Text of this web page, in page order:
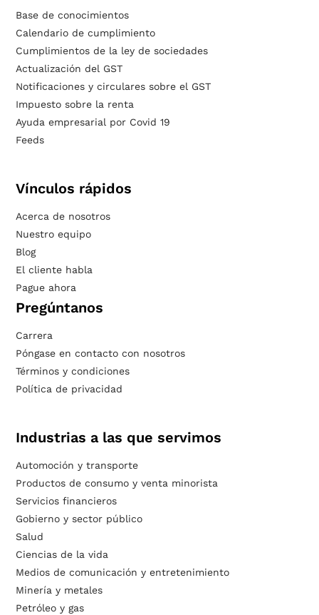
Base de conocimientos
Calendario de cumplimiento
Cumplimientos de la ley de sociedades
Actualización del GST
Notificaciones y circulares sobre el GST
Impuesto sobre la renta
Ayuda empresarial por Covid 19
Feeds
Vínculos rápidos
Acerca de nosotros
Nuestro equipo
Blog
El cliente habla
Pague ahora
Pregúntanos
Carrera
Póngase en contacto con nosotros
Términos y condiciones
Política de privacidad
Industrias a las que servimos
Automoción y transporte
Productos de consumo y venta minorista
Servicios financieros
Gobierno y sector público
Salud
Ciencias de la vida
Medios de comunicación y entretenimiento
Minería y metales
Petróleo y gas